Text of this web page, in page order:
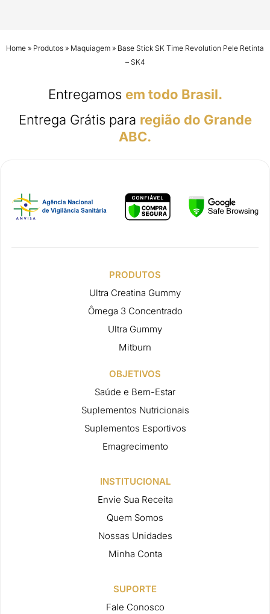
Home » Produtos » Maquiagem » Base Stick SK Time Revolution Pele Retinta
– SK4
Entregamos em todo Brasil.
Entrega Grátis para região do Grande
ABC.
PRODUTOS
Ultra Creatina Gummy
Ômega 3 Concentrado
Ultra Gummy
Mitburn
OBJETIVOS
Saúde e Bem-Estar
Suplementos Nutricionais
Suplementos Esportivos
Emagrecimento
INSTITUCIONAL
Envie Sua Receita
Quem Somos
Nossas Unidades
Minha Conta
SUPORTE
Fale Conosco